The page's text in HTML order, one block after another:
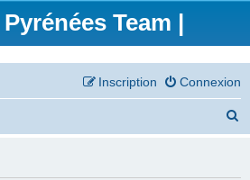
Team |
Connexion
Inscription